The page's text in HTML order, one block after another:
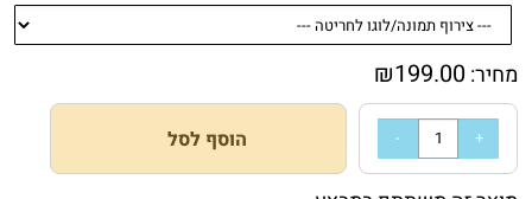
מחיר: ₪199.00
הוסף לסל